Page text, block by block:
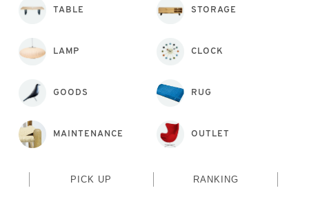
TABLE STORAGE
LAMP CLOCK
GOODS RUG
MAINTENANCE OUTLET
PICK UP RANKING